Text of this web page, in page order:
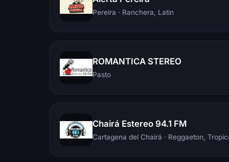
Pereira · Ranchera, Latin
ROMANTICA STEREO
Pasto
Chairá Estereo 94.1 FM
Cartagena del Chairá · Reggaeton,